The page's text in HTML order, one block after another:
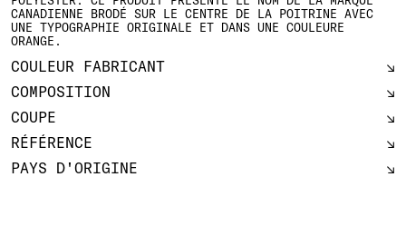
CANADIENNE BRODÉ SUR LE CENTRE DE LA POITRINE AVEC
UNE TYPOGRAPHIE ORIGINALE ET DANS UNE COULEURE
ORANGE.
COULEUR FABRICANT
COMPOSITION
COUPE
RÉFÉRENCE
PAYS D'ORIGINE